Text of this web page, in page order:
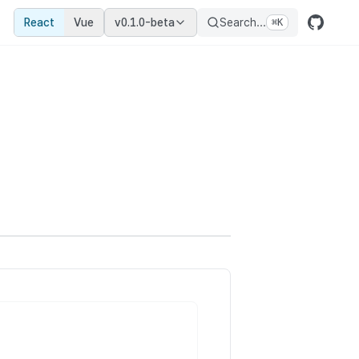
React Vue v0.1.0-beta Search... ⌘K